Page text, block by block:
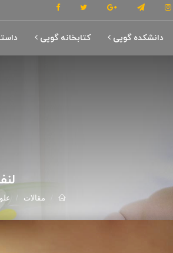
دانشکده گوپی کتابخانه گوپی
مقالات